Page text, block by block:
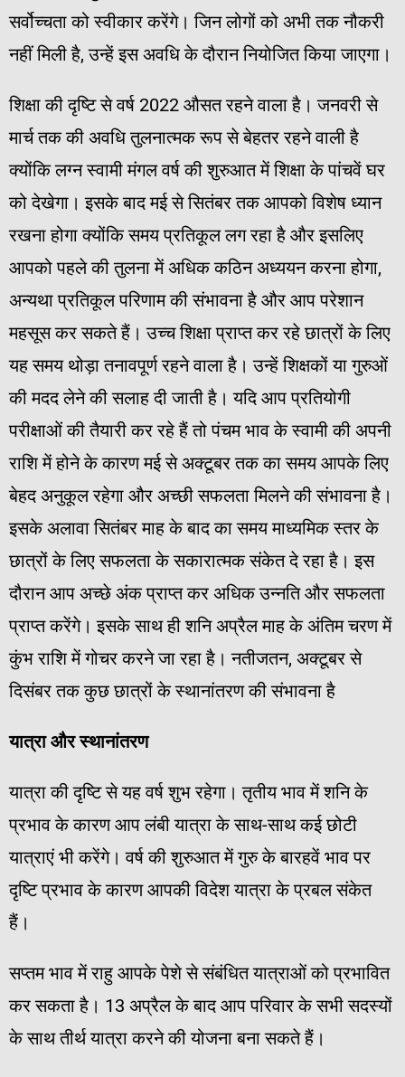
सर्वोच्चता को स्वीकार करेंगे। जिन लोगों को अभी तक नौकरी
नहीं मिली है, उन्हें इस अवधि के दौरान नियोजित किया जाएगा।
शिक्षा की दृष्टि से वर्ष 2022 औसत रहने वाला है। जनवरी से
मार्च तक की अवधि तुलनात्मक रूप से बेहतर रहने वाली है
क्योंकि लग्न स्वामी मंगल वर्ष की शुरुआत में शिक्षा के पांचवें घर
को देखेगा। इसके बाद मई से सितंबर तक आपको विशेष ध्यान
रखना होगा क्योंकि समय प्रतिकूल लग रहा है और इसलिए
आपको पहले की तुलना में अधिक कठिन अध्ययन करना होगा,
अन्यथा प्रतिकूल परिणाम की संभावना है और आप परेशान
महसूस कर सकते हैं। उच्च शिक्षा प्राप्त कर रहे छात्रों के लिए
यह समय थोड़ा तनावपूर्ण रहने वाला है। उन्हें शिक्षकों या गुरुओं
की मदद लेने की सलाह दी जाती है। यदि आप प्रतियोगी
परीक्षाओं की तैयारी कर रहे हैं तो पंचम भाव के स्वामी की अपनी
राशि में होने के कारण मई से अक्टूबर तक का समय आपके लिए
बेहद अनुकूल रहेगा और अच्छी सफलता मिलने की संभावना है।
इसके अलावा सितंबर माह के बाद का समय माध्यमिक स्तर के
छात्रों के लिए सफलता के सकारात्मक संकेत दे रहा है। इस
दौरान आप अच्छे अंक प्राप्त कर अधिक उन्नति और सफलता
प्राप्त करेंगे। इसके साथ ही शनि अप्रैल माह के अंतिम चरण में
कुंभ राशि में गोचर करने जा रहा है। नतीजतन, अक्टूबर से
दिसंबर तक कुछ छात्रों के स्थानांतरण की संभावना है
यात्रा और स्थानांतरण
यात्रा की दृष्टि से यह वर्ष शुभ रहेगा। तृतीय भाव में शनि के
प्रभाव के कारण आप लंबी यात्रा के साथ-साथ कई छोटी
यात्राएं भी करेंगे। वर्ष की शुरुआत में गुरु के बारहवें भाव पर
दृष्टि प्रभाव के कारण आपकी विदेश यात्रा के प्रबल संकेत
हैं।
सप्तम भाव में राहु आपके पेशे से संबंधित यात्राओं को प्रभावित
कर सकता है। 13 अप्रैल के बाद आप परिवार के सभी सदस्यों
के साथ तीर्थ यात्रा करने की योजना बना सकते हैं।